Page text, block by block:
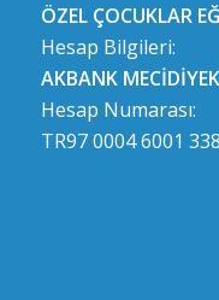
ÖZEL ÇOCUKLAR
Hesap Bilgileri:
AKBANK
Hesap Numarası:
TR97 0004 6001